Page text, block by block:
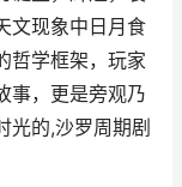
文现象中日月食
哲学框架，玩家
事，更是旁观乃
光的,沙罗周期剧